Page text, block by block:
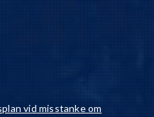
vid misstanke om